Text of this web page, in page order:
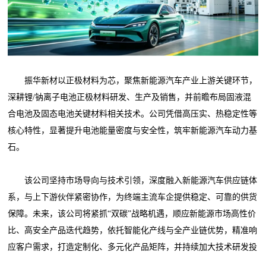
振华新材以正极材料为芯，聚焦新能源汽车产业上游关键环节，
深耕锂/钠离子电池正极材料研发、生产及销售，并前瞻布局固液混
合电池及固态电池关键材料相关技术。公司凭借高压实、热稳定性等
核心特性，显著提升电池能量密度与安全性，筑牢新能源汽车动力基
石。
该公司坚持市场导向与技术引领，深度融入新能源汽车供应链体
系，与上下游伙伴紧密协作，为终端主流车企提供稳定、可靠的供货
保障。未来，该公司将紧抓“双碳”战略机遇，顺应新能源市场高性价
比、高安全产品迭代趋势，依托智能化产线与全产业链优势，精准响
应客户需求，打造定制化、多元化产品矩阵，并持续加大技术研发投